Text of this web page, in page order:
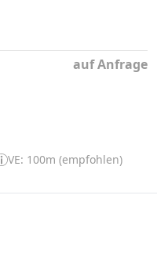
auf Anfrage
VE: 100m (empfohlen)